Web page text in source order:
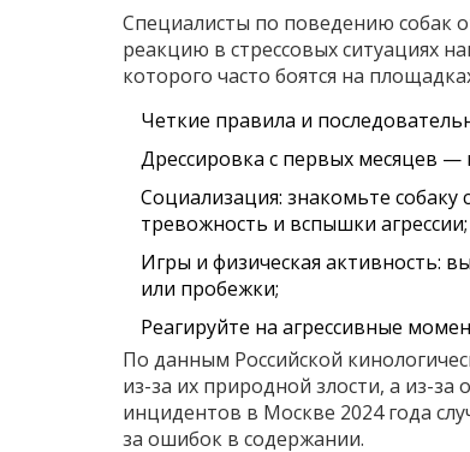
Специалисты по поведению собак
реакцию в стрессовых ситуациях
которого часто боятся на
Четкие правила и
Дрессировка с первых месяцев
Социализация: знакомьте
тревожность и вспышки агрессии;
Игры и физическая активность:
или пробежки;
Реагируйте на агрессивные
По данным Российской
из-за их природной злости, а из-за
инцидентов в Москве 2024 года
за ошибок в содержании.